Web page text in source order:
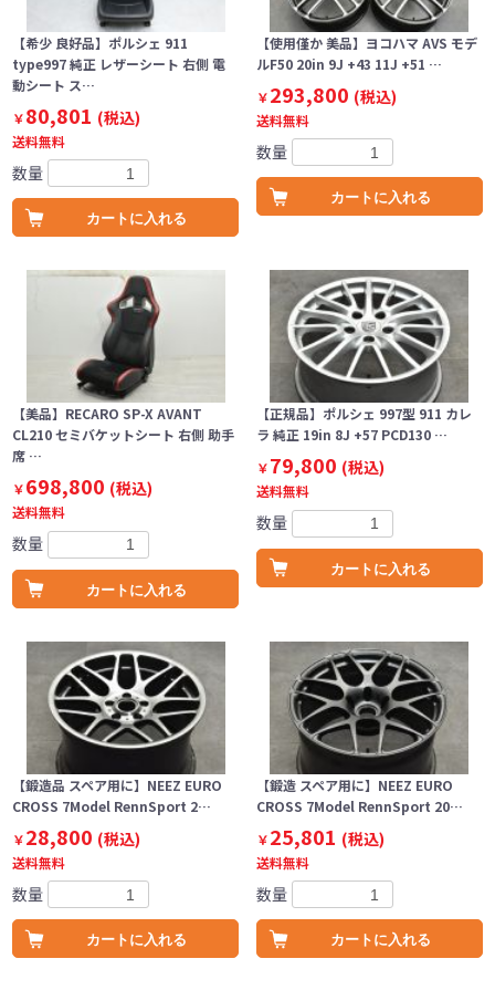
【希少 良好品】ポルシェ 911
type997 純正 レザーシート 右側 電
動シート ス…
￥80,801 (税込)
送料無料
数量
カートに入れる
【使用僅か 美品】ヨコハマ AVS モデ
ルF50 20in 9J +43 11J +51 …
￥293,800 (税込)
送料無料
数量
カートに入れる
【美品】RECARO SP-X AVANT
CL210 セミバケットシート 右側 助手
席 …
￥698,800 (税込)
送料無料
数量
カートに入れる
【正規品】ポルシェ 997型 911 カレ
ラ 純正 19in 8J +57 PCD130 …
￥79,800 (税込)
送料無料
数量
カートに入れる
【鍛造品 スペア用に】NEEZ EURO
CROSS 7Model RennSport 2…
￥28,800 (税込)
送料無料
数量
カートに入れる
【鍛造 スペア用に】NEEZ EURO
CROSS 7Model RennSport 20…
￥25,801 (税込)
送料無料
数量
カートに入れる